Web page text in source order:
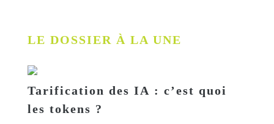
LE DOSSIER À LA UNE
Tarification des IA : c’est quoi
les tokens ?